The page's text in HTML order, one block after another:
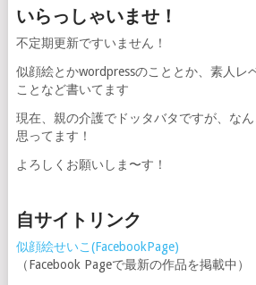
の
ペ
ー
ジ
送
り
いらっしゃいませ！
不定期更新ですいません！
似顔絵とかwordpressのこととか、素人レ
ことなど書いてます
現在、親の介護でドッタバタですが、な
思ってます！
よろしくお願いしま〜す！
自サイトリンク
似顔絵せいこ(FacebookPage)
（Facebook Pageで最新の作品を掲載中）